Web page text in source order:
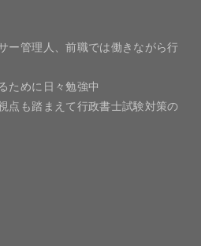
ー管理人、前職では働きながら行
ために日々勉強中
点も踏まえて行政書士試験対策の